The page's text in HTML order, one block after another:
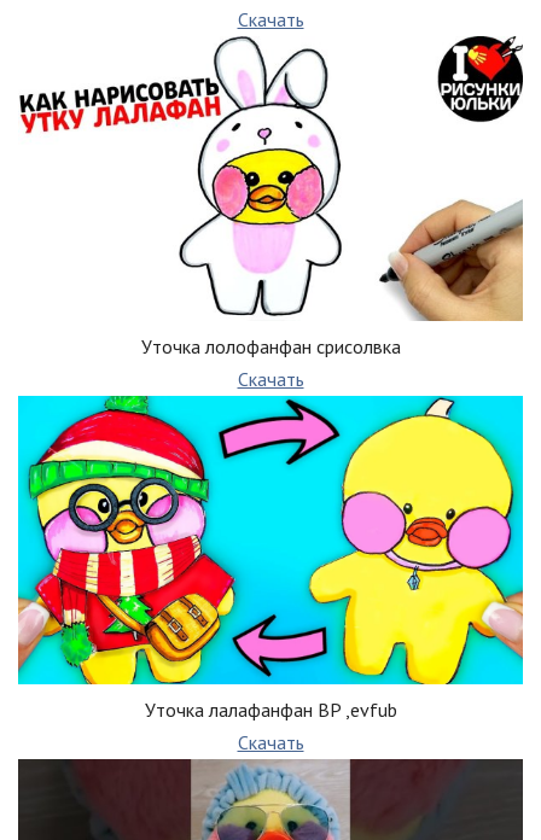
Скачать
Уточка лолофанфан срисолвка
Скачать
Уточка лалафанфан BP ,evfub
Скачать